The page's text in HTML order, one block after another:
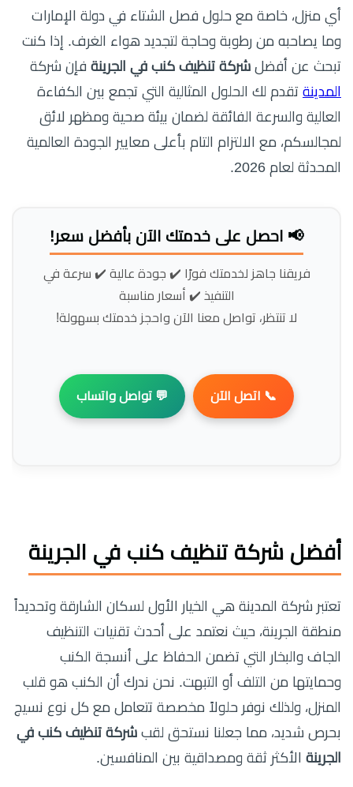
أي منزل، خاصة مع حلول فصل الشتاء في دولة الإمارات
وما يصاحبه من رطوبة وحاجة لتجديد هواء الغرف. إذا كنت
تبحث عن أفضل شركة تنظيف كنب في الجرينة فإن شركة
المدينة تقدم لك الحلول المثالية التي تجمع بين الكفاءة
العالية والسرعة الفائقة لضمان بيئة صحية ومظهر لائق
لمجالسكم، مع الالتزام التام بأعلى معايير الجودة العالمية
المحدثة لعام 2026.
📢 احصل على خدمتك الآن بأفضل سعر!
فريقنا جاهز لخدمتك فورًا ✔️ جودة عالية ✔️ سرعة في
التنفيذ ✔️ أسعار مناسبة
لا تنتظر، تواصل معنا الآن واحجز خدمتك بسهولة!
📞 اتصل الآن 💬 تواصل واتساب
أفضل شركة تنظيف كنب في الجرينة
تعتبر شركة المدينة هي الخيار الأول لسكان الشارقة وتحديداً
منطقة الجرينة، حيث نعتمد على أحدث تقنيات التنظيف
الجاف والبخار التي تضمن الحفاظ على أنسجة الكنب
وحمايتها من التلف أو التبهت. نحن ندرك أن الكنب هو قلب
المنزل، ولذلك نوفر حلولاً مخصصة تتعامل مع كل نوع نسيج
بحرص شديد، مما جعلنا نستحق لقب شركة تنظيف كنب في
الجرينة الأكثر ثقة ومصداقية بين المنافسين.